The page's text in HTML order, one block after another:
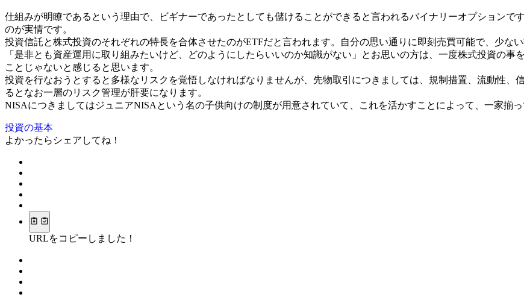
仕組みが明瞭であるという理由で、ビギナーであったとしても儲けることができると言われるバイナリーオプションで
のが実情です。
投資信託と株式投資のそれぞれの特長を合体させたのがETFだと言われます。自分の思い通りに即刻売買可能で、少な
「是非とも資産運用に取り組みたいけど、どのようにしたらいいのか知識がない」とお思いの方は、一度株式投資の
ことじゃないと感じると思います。
投資を行なおうとすると多様なリスクを覚悟しなければなりませんが、先物取引につきましては、規制措置、流動性、
るとなお一層のリスク管理が肝要になります。
NISAにつきましてはジュニアNISAという名の子供向けの制度が用意されていて、これを活かすことによって、一家揃
投資の基本
よかったらシェアしてね！
URLをコピーしました！